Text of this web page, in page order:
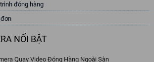
đóng hàng
NỔI BẬT
Quay Video Đóng Hàng Ngoài Sàn